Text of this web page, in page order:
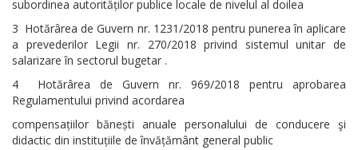
subordinea autorităților publice locale de nivelul al doilea
3 Hotărârea de Guvern nr. 1231/2018 pentru punerea în aplicare
a prevederilor Legii nr. 270/2018 privind sistemul unitar de
salarizare în sectorul bugetar .
4 Hotărârea de Guvern nr. 969/2018 pentru aprobarea
Regulamentului privind acordarea
compensațiilor bănești anuale personalului de conducere şi
didactic din instituțiile de învățământ general public